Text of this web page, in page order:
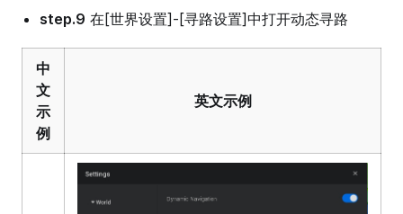
step.9 在[世界设置]-[寻路设置]中打开动态寻路
中
文
示
例
英文示例